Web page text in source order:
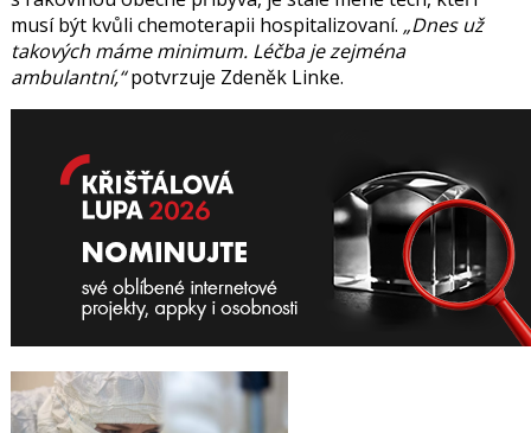
musí být kvůli chemoterapii hospitalizovaní. Dnes už
takových máme minimum. Léčba je zejména
ambulantní, potvrzuje Zdeněk Linke.